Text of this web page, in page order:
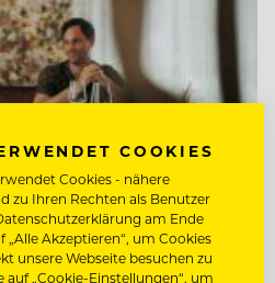
COOKIES
Cookies - nähere
zu Ihren Rechten als Benutzer
am Ende
„Alle Akzeptieren“, um Cookies
unsere Webseite besuchen zu
auf „Cookie-Einstellungen“, um